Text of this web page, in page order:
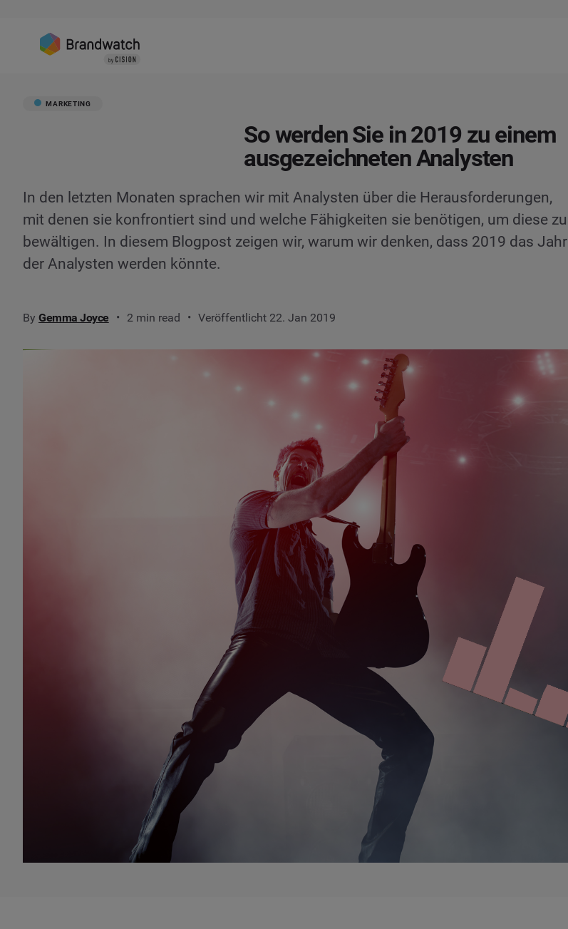
MARKETING
So werden Sie in 2019 zu einem
ausgezeichneten Analysten
In den letzten Monaten sprachen wir mit Analysten über die Herausforderungen,
mit denen sie konfrontiert sind und welche Fähigkeiten sie benötigen, um diese zu
bewältigen. In diesem Blogpost zeigen wir, warum wir denken, dass 2019 das Jahr
der Analysten werden könnte.
By Gemma Joyce 2 min read Veröffentlicht 22. Jan 2019